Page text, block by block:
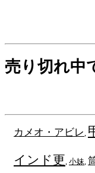
売り切れ中
カメオ・アビレ
インド更 小妹